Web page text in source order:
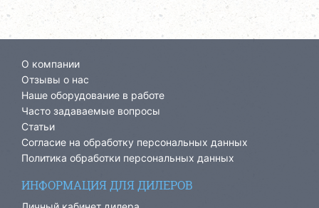
О компании
Отзывы о нас
Наше оборудование в работе
Часто задаваемые вопросы
Статьи
Согласие на обработку персональных данных
Политика обработки персональных данных
ИНФОРМАЦИЯ ДЛЯ ДИЛЕРОВ